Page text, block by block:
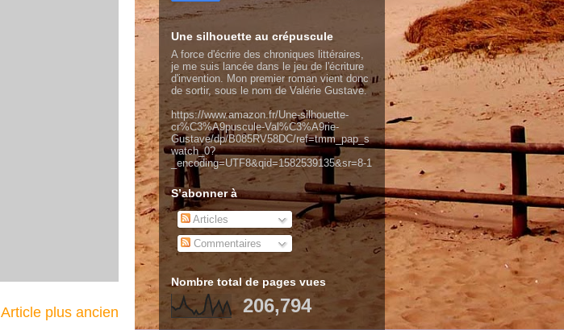
Article plus ancien
Une silhouette au crépuscule
A force d'écrire des chroniques littéraires,
je me suis lancée dans le jeu de l'écriture
d'invention. Mon premier roman vient donc
de sortir, sous le nom de Valérie Gustave.
https://www.amazon.fr/Une-silhouette-
cr%C3%A9puscule-Val%C3%A9rie-
Gustave/dp/B085RV58DC/ref=tmm_pap_s
watch_0?
_encoding=UTF8&qid=1582539135&sr=8-1
S’abonner à
Articles
Commentaires
Nombre total de pages vues
206,794